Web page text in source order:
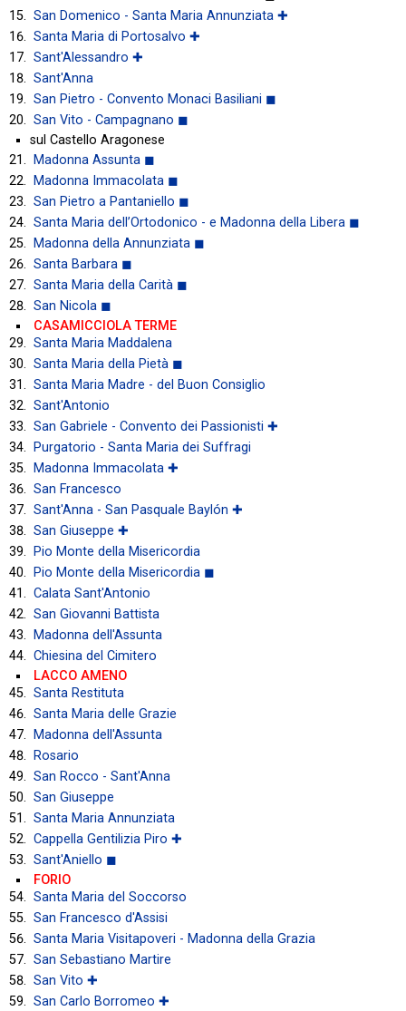
San Domenico - Santa Maria Annunziata ✚
Santa Maria di Portosalvo ✚
Sant'Alessandro ✚
Sant'Anna
San Pietro - Convento Monaci Basiliani ◼
San Vito - Campagnano ◼
sul Castello Aragonese
Madonna Assunta ◼
Madonna Immacolata ◼
San Pietro a Pantaniello ◼
Santa Maria dell’Ortodonico - e Madonna della Libera ◼
Madonna della Annunziata ◼
Santa Barbara ◼
Santa Maria della Carità ◼
San Nicola ◼
CASAMICCIOLA TERME
Santa Maria Maddalena
Santa Maria della Pietà ◼
Santa Maria Madre - del Buon Consiglio
Sant'Antonio
San Gabriele - Convento dei Passionisti ✚
Purgatorio - Santa Maria dei Suffragi
Madonna Immacolata ✚
San Francesco
Sant'Anna - San Pasquale Baylón ✚
San Giuseppe ✚
Pio Monte della Misericordia
Pio Monte della Misericordia ◼
Calata Sant'Antonio
San Giovanni Battista
Madonna dell'Assunta
Chiesina del Cimitero
LACCO AMENO
Santa Restituta
Santa Maria delle Grazie
Madonna dell'Assunta
Rosario
San Rocco - Sant'Anna
San Giuseppe
Santa Maria Annunziata
Cappella Gentilizia Piro ✚
Sant'Aniello ◼
FORIO
Santa Maria del Soccorso
San Francesco d'Assisi
Santa Maria Visitapoveri - Madonna della Grazia
San Sebastiano Martire
San Vito ✚
San Carlo Borromeo ✚